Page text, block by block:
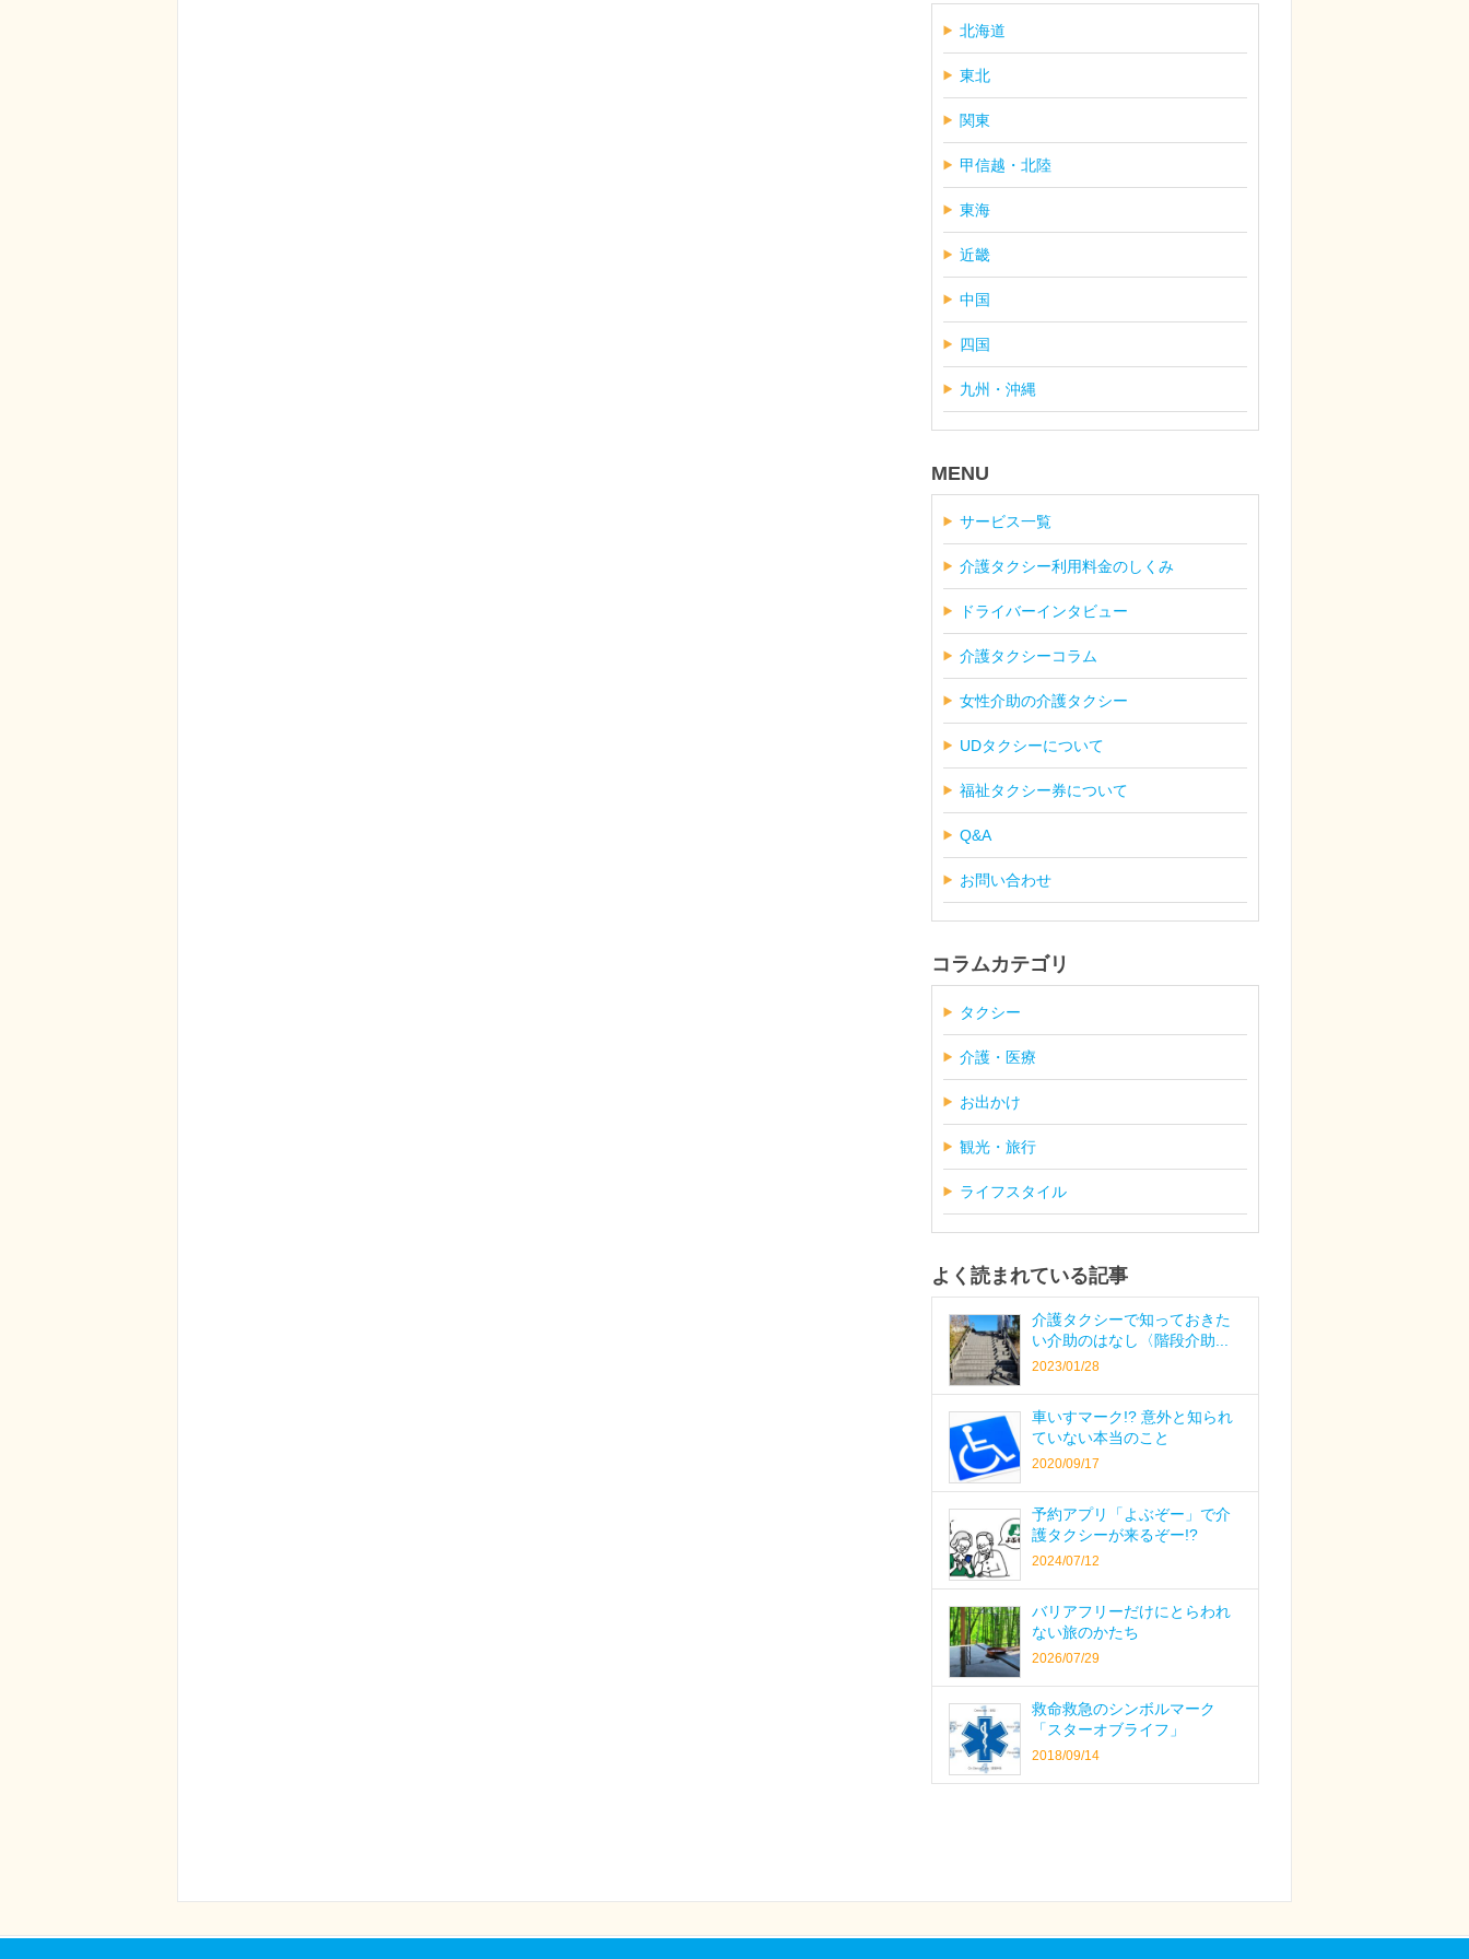
北海道
東北
関東
甲信越・北陸
東海
近畿
中国
四国
九州・沖縄
MENU
サービス一覧
介護タクシー利用料金のしくみ
ドライバーインタビュー
介護タクシーコラム
女性介助の介護タクシー
UDタクシーについて
福祉タクシー券について
Q&A
お問い合わせ
コラムカテゴリ
タクシー
介護・医療
お出かけ
観光・旅行
ライフスタイル
よく読まれている記事
介護タクシーで知っておきた
い介助のはなし〈階段介助...
2023/01/28
車いすマーク!? 意外と知られ
ていない本当のこと
2020/09/17
予約アプリ「よぶぞー」で介
護タクシーが来るぞー!?
2024/07/12
バリアフリーだけにとらわれ
ない旅のかたち
2026/07/29
救命救急のシンボルマーク
「スターオブライフ」
2018/09/14